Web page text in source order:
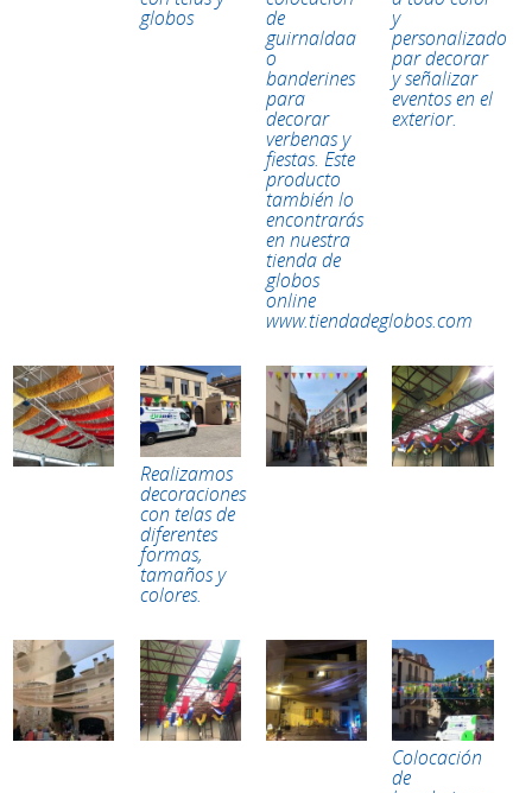
globos
de
guirnaldaa
o
banderines
para
decorar
verbenas y
fiestas. Este
producto
también lo
encontrarás
en nuestra
tienda de
globos
online
www.tiendadeglobos.com
y
personalizado
par decorar
y señalizar
eventos en el
exterior.
Realizamos
decoraciones
con telas de
diferentes
formas,
tamaños y
colores.
Colocación
de